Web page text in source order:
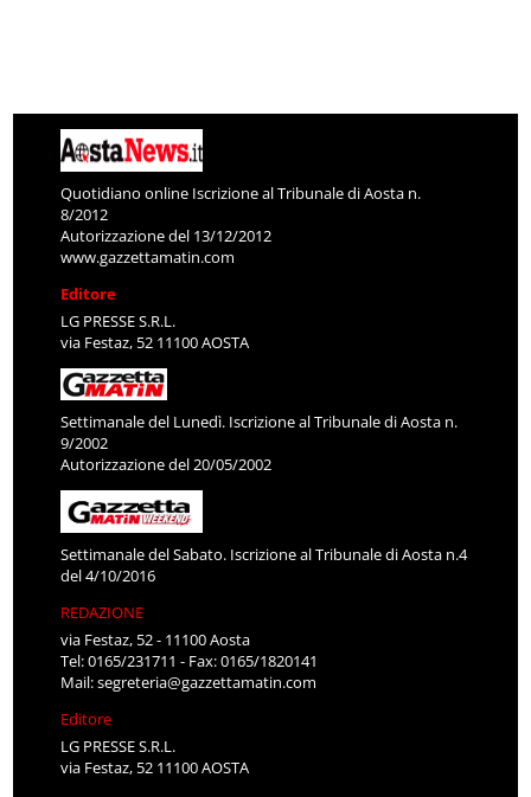
Quotidiano online Iscrizione al Tribunale di Aosta n.
8/2012
Autorizzazione del 13/12/2012
www.gazzettamatin.com
Editore
LG PRESSE S.R.L.
via Festaz, 52 11100 AOSTA
Settimanale del Lunedì. Iscrizione al Tribunale di Aosta n.
9/2002
Autorizzazione del 20/05/2002
Settimanale del Sabato. Iscrizione al Tribunale di Aosta n.4
del 4/10/2016
REDAZIONE
via Festaz, 52 - 11100 Aosta
Tel: 0165/231711 - Fax: 0165/1820141
Mail:segreteria@gazzettamatin.com
Editore
LG PRESSE S.R.L.
via Festaz, 52 11100 AOSTA